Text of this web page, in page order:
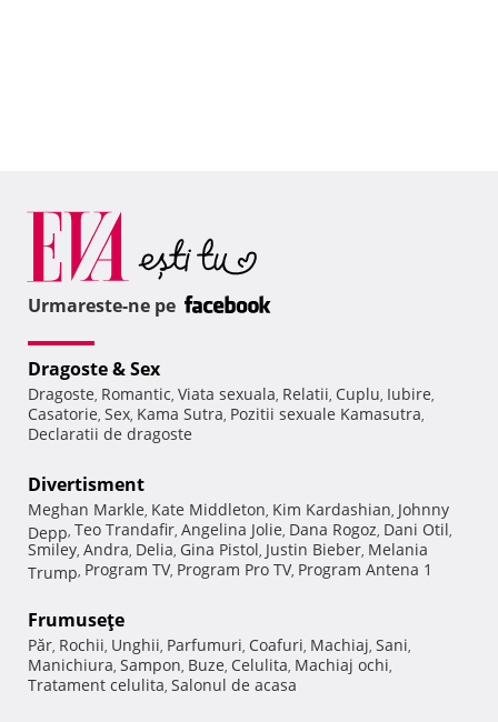
Urmareste-ne pe
Dragoste & Sex
Dragoste, Romantic, Viata sexuala, Relatii, Cuplu, Iubire,
Casatorie, Sex, Kama Sutra, Pozitii sexuale Kamasutra,
Declaratii de dragoste
Divertisment
Meghan Markle, Kate Middleton, Kim Kardashian, Johnny
Depp, Teo Trandafir, Angelina Jolie, Dana Rogoz, Dani Otil,
Smiley, Andra, Delia, Gina Pistol, Justin Bieber, Melania
Trump, Program TV, Program Pro TV, Program Antena 1
Frumuseţe
Păr, Rochii, Unghii, Parfumuri, Coafuri, Machiaj, Sani,
Manichiura, Sampon, Buze, Celulita, Machiaj ochi,
Tratament celulita, Salonul de acasa